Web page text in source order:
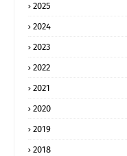
2025
2024
2023
2022
2021
2020
2019
2018